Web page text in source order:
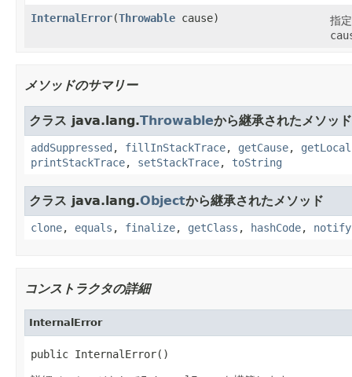
InternalError(Throwable cause)
指
メソッドのサマリー
クラス java.lang.Throwableから継承されたメソッド
addSuppressed , fillInStackTrace, getCause,
printStackTrace, setStackTrace, toString
クラス java.lang.Objectから継承されたメソッド
clone, equals , finalize, getClass , hashCode, notify
コンストラクタの詳細
InternalError
public InternalError()